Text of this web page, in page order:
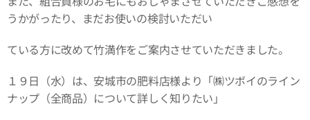
うかがったり、まだお使いの検討いただい
ている方に改めて竹満作をご案内させていただきました。
１９日（水）は、安城市の肥料店様より「㈱ツボイのライン
ナップ（全商品）について詳しく知りたい」